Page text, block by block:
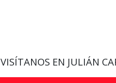
VISÍTANOS EN JULIÁN